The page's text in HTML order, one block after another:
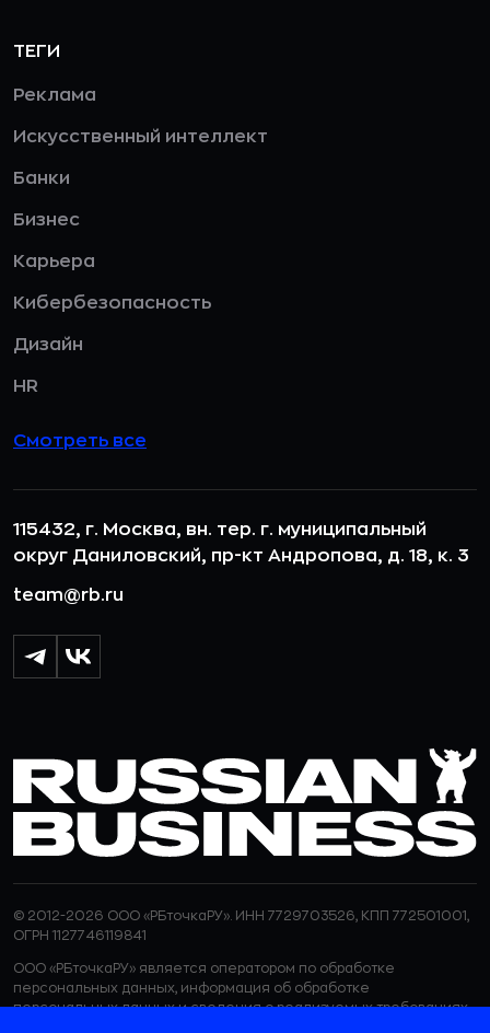
ТЕГИ
Реклама
Искусственный интеллект
Банки
Бизнес
Карьера
Кибербезопасность
Дизайн
HR
Смотреть все
115432, г. Москва, вн. тер. г. муниципальный
округ Даниловский, пр-кт Андропова, д. 18, к. 3
team@rb.ru
© 2012-2026 ООО «РБточкаРУ». ИНН 7729703526, КПП 772501001,
ОГРН 1127746119841
ООО «РБточкаРУ» является оператором по обработке
персональных данных, информация об обработке
персональных данных и сведения о реализуемых требованиях